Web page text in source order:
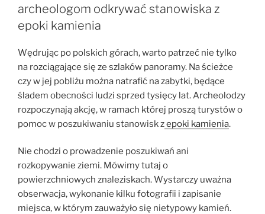
archeologom odkrywać stanowiska z
epoki kamienia
Wędrując po polskich górach, warto patrzeć nie tylko
na rozciągające się ze szlaków panoramy. Na ścieżce
czy w jej pobliżu można natrafić na zabytki, będące
śladem obecności ludzi sprzed tysięcy lat. Archeolodzy
rozpoczynają akcję, w ramach której proszą turystów o
pomoc w poszukiwaniu stanowisk zepoki kamienia.
Nie chodzi o prowadzenie poszukiwań ani
rozkopywanie ziemi. Mówimy tutaj o
powierzchniowych znaleziskach. Wystarczy uważna
obserwacja, wykonanie kilku fotografii i zapisanie
miejsca, w którym zauważyło się nietypowy kamień.